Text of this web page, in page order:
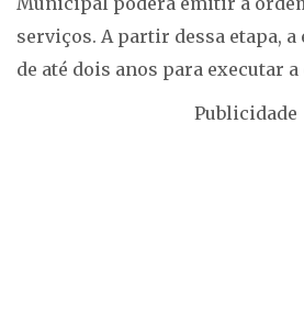
serviços. A partir dessa etapa,
de até dois anos para executar a
Publicidade